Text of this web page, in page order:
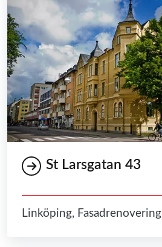
St Larsgatan 43
Linköping, Fasadrenovering